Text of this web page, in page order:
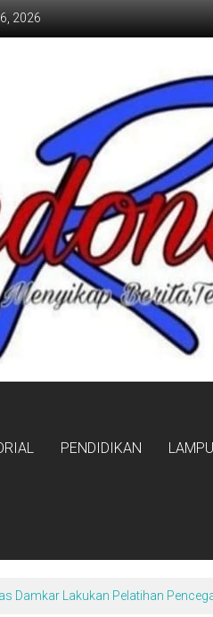
2026
PENDIDIKAN
Damkar Lakukan Pelatihan